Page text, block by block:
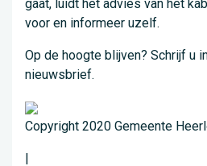
gaat, luidt het advies van het
voor en informeer uzelf.
Op de hoogte blijven? Schrijf u
nieuwsbrief.
Copyright 2020 Gemeente